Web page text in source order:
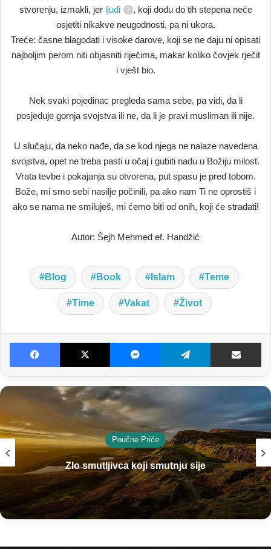
stvorenju, izmakli, jer ljudi
, koji dođu do tih stepena neće
osjetiti nikakve neugodnosti, pa ni ukora.
Treće: časne blagodati i visoke darove, koji se ne daju ni opisati
najboljim perom niti objasniti riječima, makar koliko čovjek rječit
i vješt bio.
Nek svaki pojedinac pregleda sama sebe, pa vidi, da li
posjeduje gornja svojstva ili ne, da li je pravi musliman ili nije.
U slučaju, da neko nađe, da se kod njega ne nalaze navedena
svojstva, opet ne treba pasti u očaj i gubiti nadu u Božiju milost.
Vrata tevbe i pokajanja su otvorena, put spasu je pred tobom.
Bože, mi smo sebi nasilje počinili, pa ako nam Ti ne oprostiš i
ako se nama ne smiluješ, mi ćemo biti od onih, koji će stradati!
Autor: Šejh Mehmed ef. Handžić
Blog Book Islam Teme
Time Vakat Život
Facebook X Messenger Telegram
Poučne Priče
Zlo smutljivca koji smutnju sije